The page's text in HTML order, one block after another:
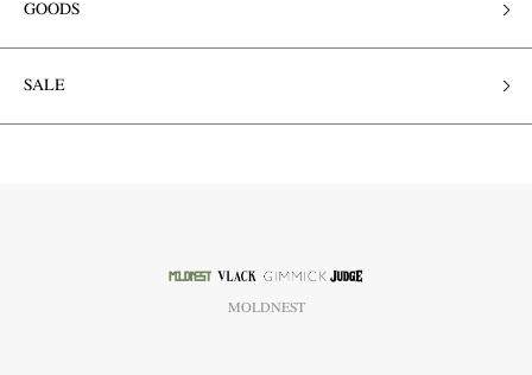
GOODS
SALE
MOLDNEST